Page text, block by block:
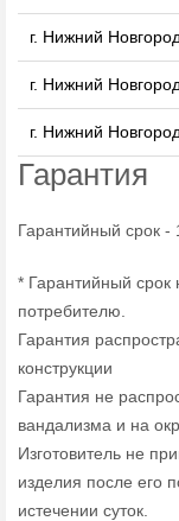
г. Нижний
г. Нижний
г. Нижний
Гарантия
Гарантийный срок -
* Гарантийный срок
потребителю.
Гарантия
конструкции
Гарантия не
вандализма и на
Изготовитель не
изделия после его
истечении суток.